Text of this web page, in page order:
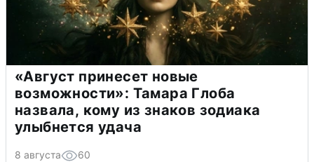
«Август принесет новые
возможности»: Тамара Глоба
назвала, кому из знаков зодиака
улыбнется удача
8 августа 60